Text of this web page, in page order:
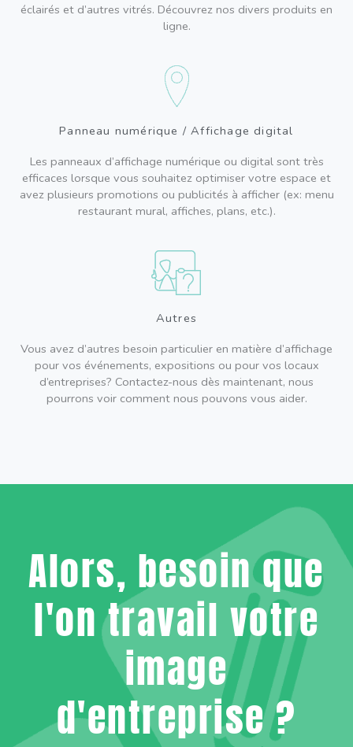
éclairés et d’autres vitrés. Découvrez nos divers produits en
ligne.
Panneau numérique / Affichage digital
Les panneaux d’affichage numérique ou digital sont très
efficaces lorsque vous souhaitez optimiser votre espace et
avez plusieurs promotions ou publicités à afficher (ex: menu
restaurant mural, affiches, plans, etc.).
Autres
Vous avez d’autres besoin particulier en matière d’affichage
pour vos événements, expositions ou pour vos locaux
d’entreprises? Contactez-nous dès maintenant, nous
pourrons voir comment nous pouvons vous aider.
Alors, besoin que
l'on travail votre
image
d'entreprise ?